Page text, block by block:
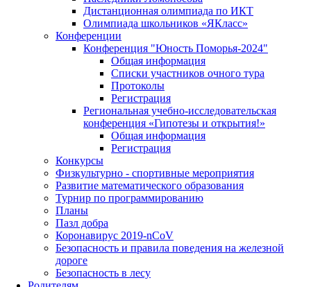
Дистанционная олимпиада по ИКТ
Олимпиада школьников «ЯКласс»
Конференции
Конференция "Юность Поморья-2024"
Общая информация
Списки участников очного тура
Протоколы
Регистрация
Региональная учебно-исследовательская
конференция «Гипотезы и открытия!»
Общая информация
Регистрация
Конкурсы
Физкультурно - спортивные мероприятия
Развитие математического образования
Турнир по программированию
Планы
Пазл добра
Коронавирус 2019-nCoV
Безопасность и правила поведения на железной
дороге
Безопасность в лесу